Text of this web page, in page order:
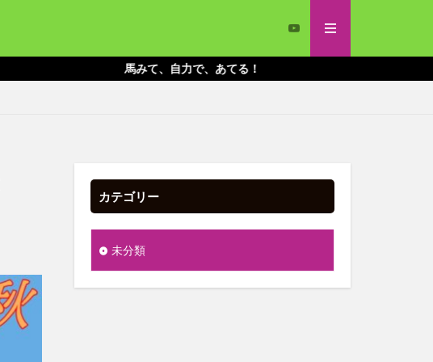
馬みて、自力で、あてる！
カテゴリー
未分類